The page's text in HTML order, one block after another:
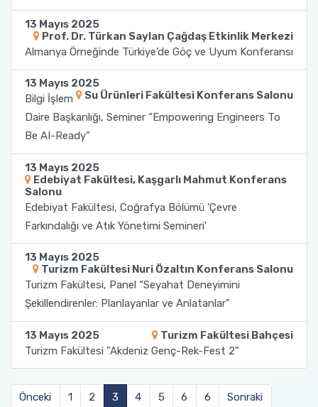
13 Mayıs 2025
Prof. Dr. Türkan Saylan Çağdaş Etkinlik Merkezi
Almanya Örneğinde Türkiye’de Göç ve Uyum Konferansı
13 Mayıs 2025
Su Ürünleri Fakültesi Konferans Salonu
Bilgi İşlem
Daire Başkanlığı, Seminer “Empowering Engineers To
Be AI-Ready”
13 Mayıs 2025
Edebiyat Fakültesi, Kaşgarlı Mahmut Konferans
Salonu
Edebiyat Fakültesi, Coğrafya Bölümü 'Çevre
Farkındalığı ve Atık Yönetimi Semineri'
13 Mayıs 2025
Turizm Fakültesi Nuri Özaltın Konferans Salonu
Turizm Fakültesi, Panel “Seyahat Deneyimini
Şekillendirenler: Planlayanlar ve Anlatanlar”
13 Mayıs 2025
Turizm Fakültesi Bahçesi
Turizm Fakültesi "Akdeniz Genç-Rek-Fest 2"
Önceki 1 2 3 4 5 6 6 Sonraki
Manavgat Yabancı Diller Fakültesi
Mimarlık Fakültesi
Mühendislik Fakültesi
Sağlık Bilimleri Fakültesi
Serik İşletme Fakültesi
Spor Bilimleri Fakültesi
Tıp Fakültesi
Turizm Fakültesi
Uygulamalı Bilimler Fakültesi
Ziraat Fakültesi